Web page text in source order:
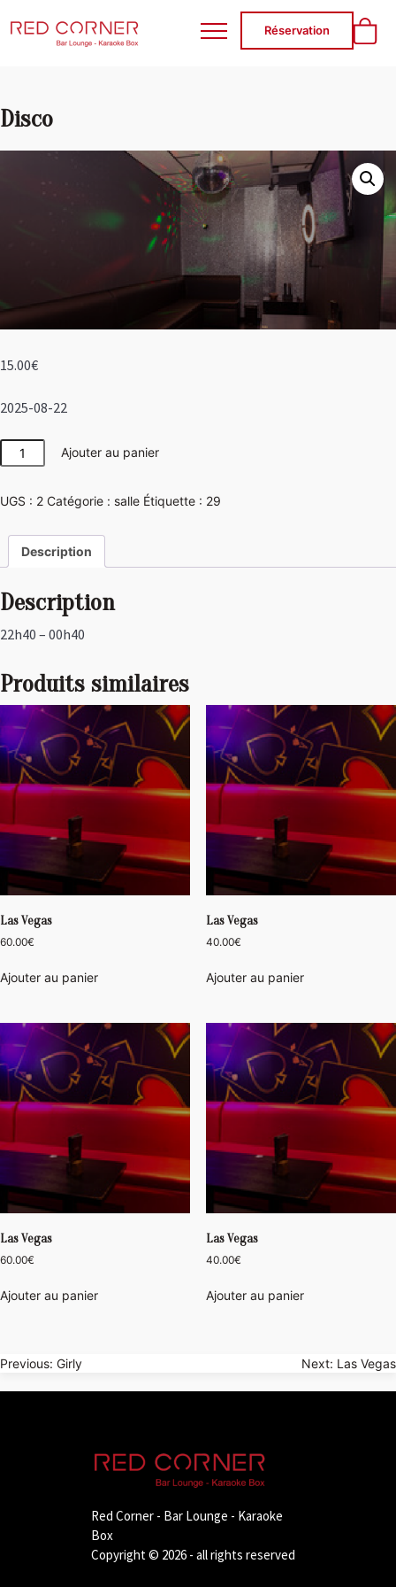
RED CORNER
Réservation
Disco
15.00€
2025-08-22
quantité
de
Ajouter au panier
UGS : 2 Catégorie : salle Étiquette : 29
Description
Description
22h40 – 00h40
Produits similaires
Las Vegas
60.00€
Ajouter au panier
Las Vegas
40.00€
Ajouter au panier
Las Vegas
60.00€
Ajouter au panier
Las Vegas
40.00€
Ajouter au panier
Navigation
de
Previous: Girly Next: Las Vegas
Red Corner - Bar Lounge - Karaoke
Box
Copyright © 2026 - all rights reserved